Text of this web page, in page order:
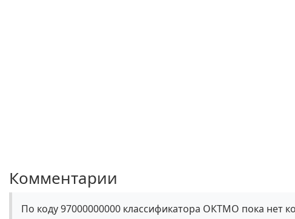
Комментарии
По коду 97000000000 классификатора ОКТМО пока нет